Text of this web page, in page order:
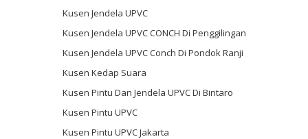
Kusen Jendela UPVC
Kusen Jendela UPVC CONCH Di Penggilingan
Kusen Jendela UPVC Conch Di Pondok Ranji
Kusen Kedap Suara
Kusen Pintu Dan Jendela UPVC Di Bintaro
Kusen Pintu UPVC
Kusen Pintu UPVC Jakarta